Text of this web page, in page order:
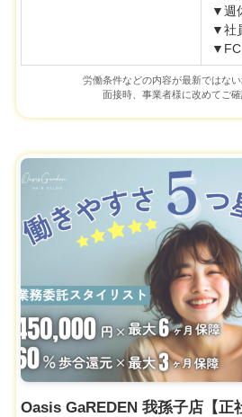
▼週
▼社
▼FC
労働条件などの内容が最新ではない
面接時、事業者様に改めてご確
Oasis GaREDEN 我孫子店【正